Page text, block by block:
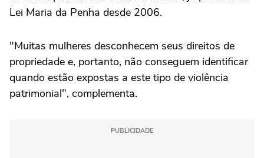
Lei Maria da Penha desde 2006.
"Muitas mulheres desconhecem seus direitos de
propriedade e, portanto, não conseguem identificar
quando estão expostas a este tipo de violência
patrimonial", complementa.
PUBLICIDADE